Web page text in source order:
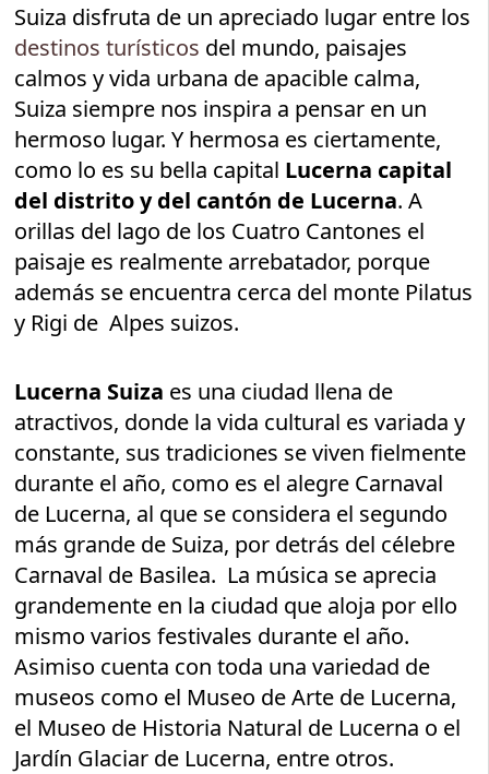
Suiza disfruta de un apreciado lugar entre los
destinos turísticos del mundo, paisajes
calmos y vida urbana de apacible calma,
Suiza siempre nos inspira a pensar en un
hermoso lugar. Y hermosa es ciertamente,
como lo es su bella capital Lucerna capital
del distrito y del cantón de Lucerna. A
orillas del lago de los Cuatro Cantones el
paisaje es realmente arrebatador, porque
además se encuentra cerca del monte Pilatus
y Rigi de Alpes suizos.
Lucerna Suiza es una ciudad llena de
atractivos, donde la vida cultural es variada y
constante, sus tradiciones se viven fielmente
durante el año, como es el alegre Carnaval
de Lucerna, al que se considera el segundo
más grande de Suiza, por detrás del célebre
Carnaval de Basilea. La música se aprecia
grandemente en la ciudad que aloja por ello
mismo varios festivales durante el año.
Asimiso cuenta con toda una variedad de
museos como el Museo de Arte de Lucerna,
el Museo de Historia Natural de Lucerna o el
Jardín Glaciar de Lucerna, entre otros.